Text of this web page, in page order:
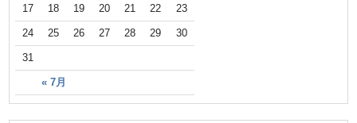
« 7月
17 18 19 20 21 22 23
24 25 26 27 28 29 30
31